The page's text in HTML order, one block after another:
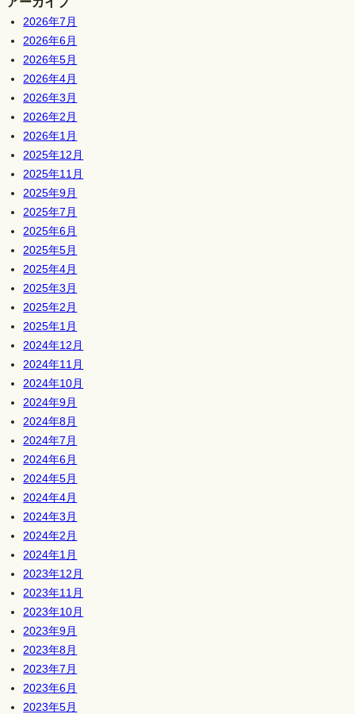
2026年7月
2026年6月
2026年5月
2026年4月
2026年3月
2026年2月
2026年1月
2025年12月
2025年11月
2025年9月
2025年7月
2025年6月
2025年5月
2025年4月
2025年3月
2025年2月
2025年1月
2024年12月
2024年11月
2024年10月
2024年9月
2024年8月
2024年7月
2024年6月
2024年5月
2024年4月
2024年3月
2024年2月
2024年1月
2023年12月
2023年11月
2023年10月
2023年9月
2023年8月
2023年7月
2023年6月
2023年5月